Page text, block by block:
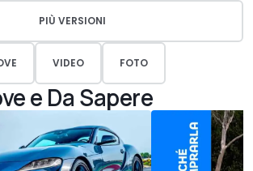
PIÙ VERSIONI
VIDEO FOTO
e Da Sapere